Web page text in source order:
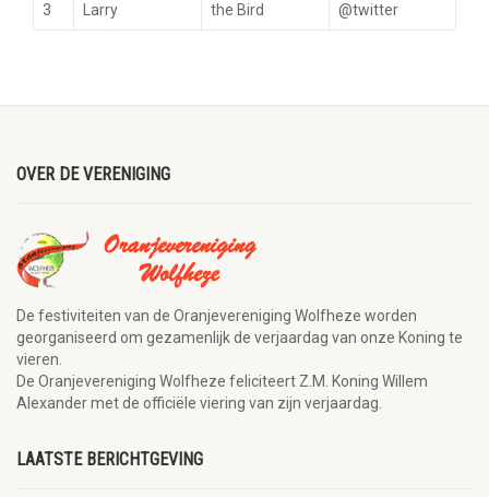
3 Larry the Bird @twitter
OVER DE VERENIGING
De festiviteiten van de Oranjevereniging Wolfheze worden
georganiseerd om gezamenlijk de verjaardag van onze Koning te
vieren.
De Oranjevereniging Wolfheze feliciteert Z.M. Koning Willem
Alexander met de officiële viering van zijn verjaardag.
LAATSTE BERICHTGEVING